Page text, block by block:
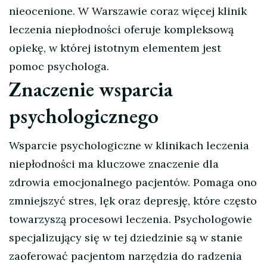
nieocenione. W Warszawie coraz więcej klinik
leczenia niepłodności oferuje kompleksową
opiekę, w której istotnym elementem jest
pomoc psychologa.
Znaczenie wsparcia
psychologicznego
Wsparcie psychologiczne w klinikach leczenia
niepłodności ma kluczowe znaczenie dla
zdrowia emocjonalnego pacjentów. Pomaga ono
zmniejszyć stres, lęk oraz depresję, które często
towarzyszą procesowi leczenia. Psychologowie
specjalizujący się w tej dziedzinie są w stanie
zaoferować pacjentom narzędzia do radzenia